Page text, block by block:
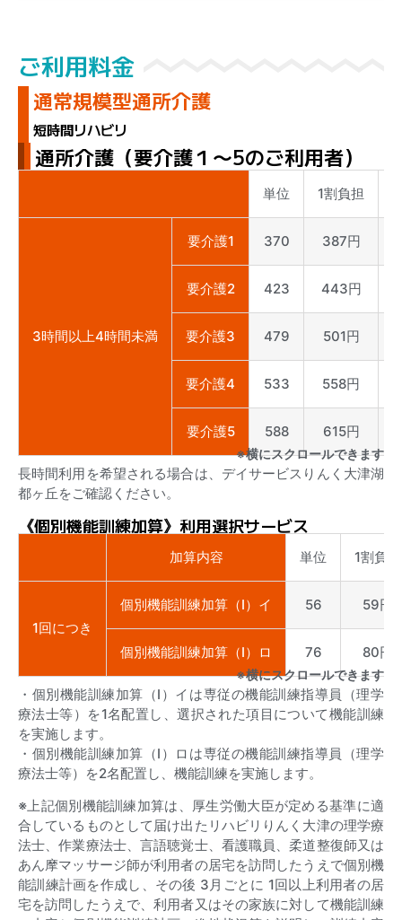
ご利用料金
通常規模型通所介護
短時間リハビリ
通所介護（要介護１〜5のご利用者）
単位 1割負担
3時間以上4時間未満
要介護1 370 387円
要介護2 423 443円
要介護3 479 501円
要介護4 533 558円
要介護5 588 615円
※横にスクロールできます
長時間利用を希望される場合は、デイサービスりんく大津湖
都ヶ丘をご確認ください。
《個別機能訓練加算》利用選択サービス
加算内容 単位 1割負担
1回につき
個別機能訓練加算（Ⅰ）イ 56 59円
個別機能訓練加算（Ⅰ）ロ 76 80円
※横にスクロールできます
・個別機能訓練加算（Ⅰ）イは専従の機能訓練指導員（理学
療法士等）を1名配置し、選択された項目について機能訓練
を実施します。
・個別機能訓練加算（Ⅰ）ロは専従の機能訓練指導員（理学
療法士等）を2名配置し、機能訓練を実施します。
※上記個別機能訓練加算は、厚生労働大臣が定める基準に適
合しているものとして届け出たリハビリりんく大津の理学療
法士、作業療法士、言語聴覚士、看護職員、柔道整復師又は
あん摩マッサージ師が利用者の居宅を訪問したうえで個別機
能訓練計画を作成し、その後 3月ごとに 1回以上利用者の居
宅を訪問したうえで、利用者又はその家族に対して機能訓練